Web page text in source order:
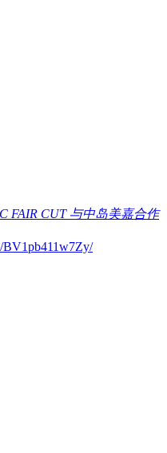
FAIR CUT 与中岛美嘉合作
BV1pb411w7Zy/